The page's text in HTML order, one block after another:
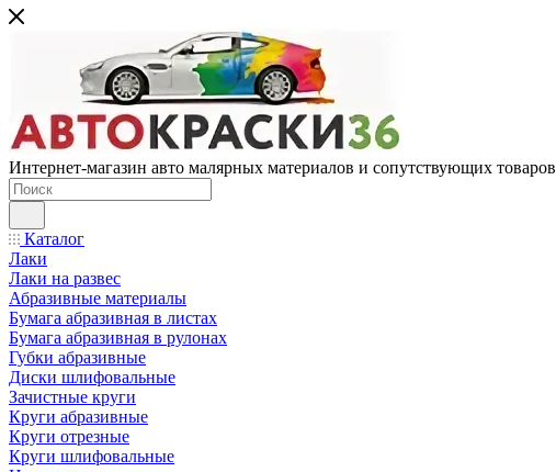
Интернет-магазин авто малярных материалов и сопутствующих товаров
Каталог
Лаки
Лаки на развес
Абразивные материалы
Бумага абразивная в листах
Бумага абразивная в рулонах
Губки абразивные
Диски шлифовальные
Зачистные круги
Круги абразивные
Круги отрезные
Круги шлифовальные